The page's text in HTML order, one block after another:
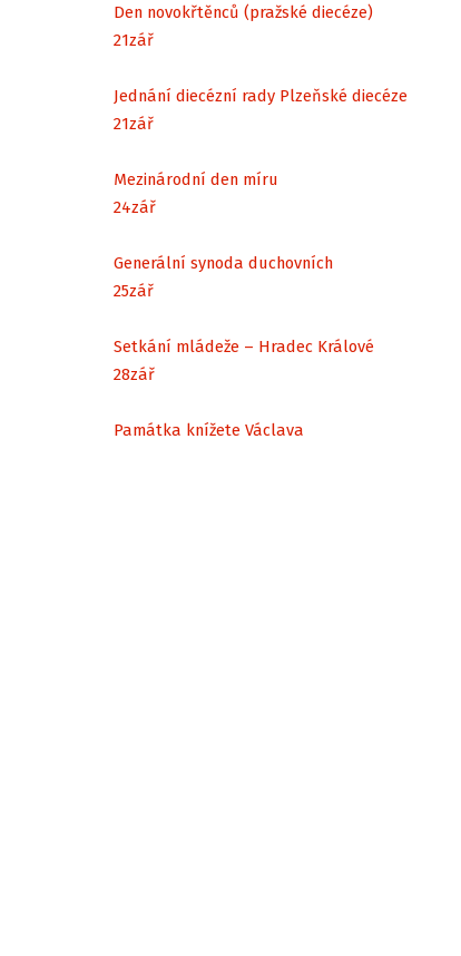
Den novokřtěnců (pražské diecéze)
21zář
Jednání diecézní rady Plzeňské diecéze
21zář
Mezinárodní den míru
24zář
Generální synoda duchovních
25zář
Setkání mládeže – Hradec Králové
28zář
Památka knížete Václava